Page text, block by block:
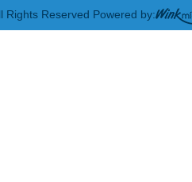
Rights Reserved Powered by: